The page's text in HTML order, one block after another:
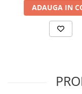
ADAUGA IN